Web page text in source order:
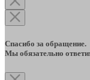
Спасибо за обращение.
Мы обязательно